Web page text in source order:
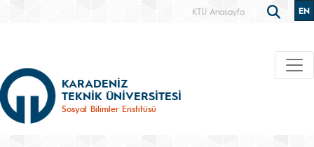
KTÜ Anasayfa EN
KARADENİZ
TEKNİK ÜNİVERSİTESİ
Sosyal Bilimler Enstitüsü